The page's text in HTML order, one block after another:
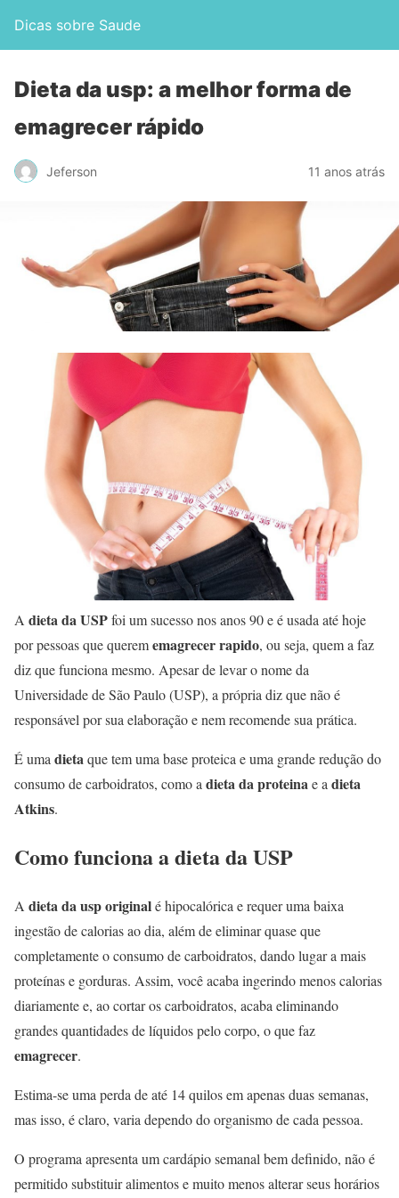
Dicas sobre Saude
Dieta da usp: a melhor forma de
emagrecer rápido
Jeferson 11 anos atrás
A dieta da USPfoi um sucesso nos anos 90 e é usada até hoje
por pessoas que querememagrecer rapido, ou seja, quem a faz
diz que funciona mesmo. Apesar de levar o nome da
Universidade de São Paulo (USP), a própria diz que não é
responsável por sua elaboração e nem recomende sua prática.
É uma dieta que tem uma base proteica e uma grande redução do
consumo de carboidratos, como a dieta da proteina e a dieta
Atkins.
Como funciona a dieta da USP
A dieta da usp originalé hipocalórica e requer uma baixa
ingestão de calorias ao dia, além de eliminar quase que
completamente o consumo de carboidratos, dando lugar a mais
proteínas e gorduras. Assim, você acaba ingerindo menos calorias
diariamente e, ao cortar os carboidratos, acaba eliminando
grandes quantidades de líquidos pelo corpo, o que faz
emagrecer.
Estima-se uma perda de até 14 quilos em apenas duas semanas,
mas isso, é claro, varia dependo do organismo de cada pessoa.
O programa apresenta um cardápio semanal bem definido, não é
permitido substituir alimentos e muito menos alterar seus horários